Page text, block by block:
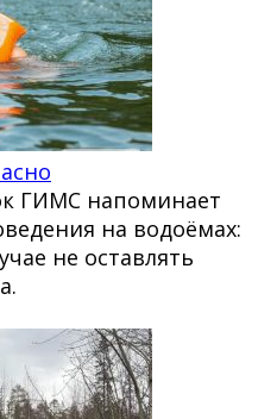
ГИМС напоминает
на водоёмах:
не оставлять